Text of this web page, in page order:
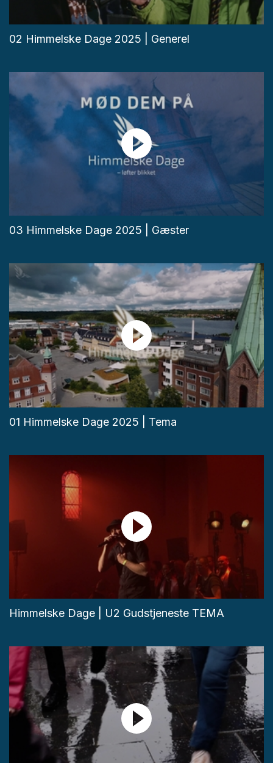
02 Himmelske Dage 2025 | Generel
03 Himmelske Dage 2025 | Gæster
01 Himmelske Dage 2025 | Tema
Himmelske Dage | U2 Gudstjeneste TEMA